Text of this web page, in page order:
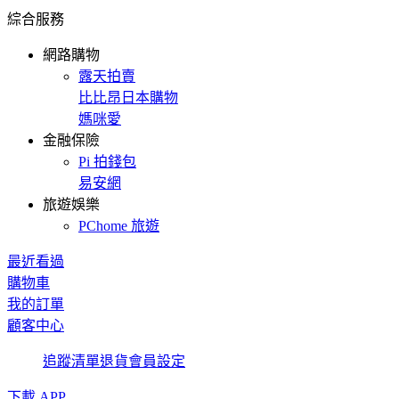
綜合服務
網路購物
露天拍賣
比比昂日本購物
媽咪愛
金融保險
Pi 拍錢包
易安網
旅遊娛樂
PChome 旅遊
最近看過
購物車
我的訂單
顧客中心
追蹤清單退貨會員設定